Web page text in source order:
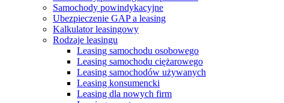
Samochody powindykacyjne
Ubezpieczenie GAP a leasing
Kalkulator leasingowy
Rodzaje leasingu
Leasing samochodu osobowego
Leasing samochodu ciężarowego
Leasing samochodów używanych
Leasing konsumencki
Leasing dla nowych firm